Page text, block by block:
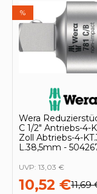
%
Wera
C 1/2" Antriebs-4-
Zoll Abtriebs-4-
L.38,5mm -
10,52 €11,69
UVP: 13,03 €